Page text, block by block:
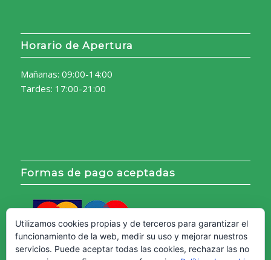
Horario de Apertura
Mañanas: 09:00-14:00
Tardes: 17:00-21:00
Formas de pago aceptadas
Utilizamos cookies propias y de terceros para garantizar el
funcionamiento de la web, medir su uso y mejorar nuestros
servicios. Puede aceptar todas las cookies, rechazar las no